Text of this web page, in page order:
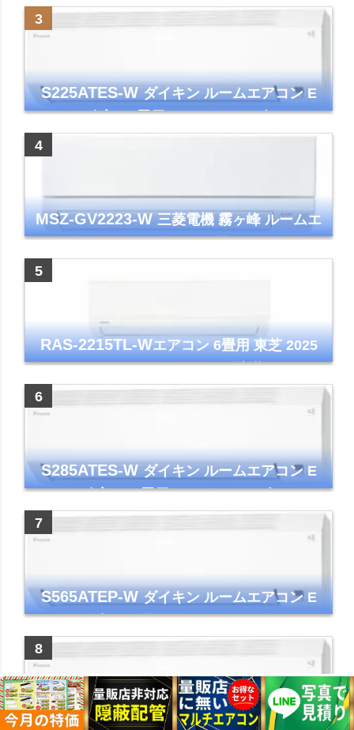
ワイト 清潔 除湿 単相100V
S225ATES-Wダイキン ルームエアコン E
シリーズ 主に6畳用 ホワイト 2025年モデル
MSZ-GV2223-W三菱電機 霧ヶ峰 ルームエ
アコン GVシリーズ おもに6畳用 ピュアホワ
RAS-2215TL-Wエアコン 6畳用 東芝 2025
年モデル TLシリーズ ホワイト 壁掛け クーラ
ー コンパクト 清潔
S285ATES-Wダイキン ルームエアコン E
シリーズ 主に10畳用 ホワイト 2025年モデル
コンパクトモデル ストリーマ
S565ATEP-Wダイキン ルームエアコン E
シリーズ 主に18畳用 ホワイト 2025年モデル
コンパクトモデル ストリーマ
S255ATES-Wダイキン ルームエアコン E